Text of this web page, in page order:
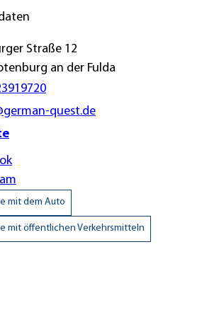
Straße 12
an der Fulda
quest.de
mit dem Auto
mit öffentlichen Verkehrsmitteln